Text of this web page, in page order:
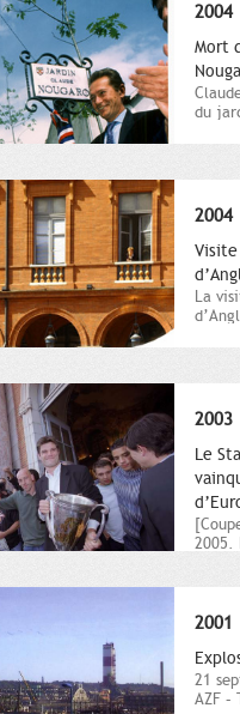
2004
Mort
du
2004
La
2003
Le
2005.
2001
21
AZF –